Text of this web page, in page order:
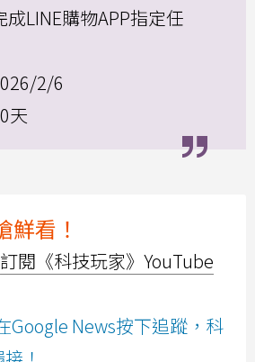
LINE購物APP指定任
2/6
天
鮮看！
訂閱《科技玩家》YouTube
Google News按下追蹤，科